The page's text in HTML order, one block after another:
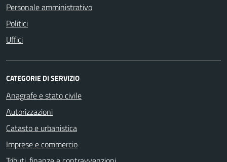
Personale amministrativo
Politici
Uffici
CATEGORIE DI SERVIZIO
Anagrafe e stato civile
Autorizzazioni
Catasto e urbanistica
Imprese e commercio